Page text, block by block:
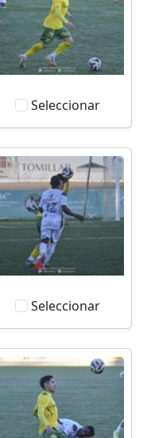
Seleccionar
Seleccionar